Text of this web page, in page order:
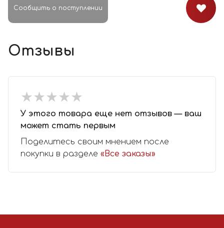
Сообщить о поступлении
Отзывы
★★★★★
★★★★★
У этого товара еще нет отзывов — ваш
может стать первым
Поделитесь своим мнением после
покупки в разделе «Все заказы»